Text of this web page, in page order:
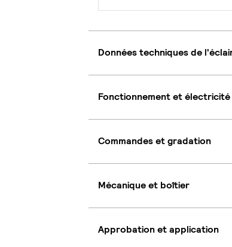
Données techniques de
Fonctionnement et électricité
Commandes et gradation
Mécanique et boîtier
Approbation et application